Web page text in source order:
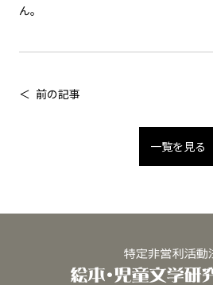
ん。
前の記事
一覧を見る